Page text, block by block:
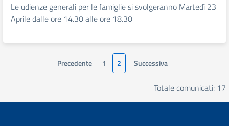
Le udienze generali per le famiglie si svolgeranno Martedì 23
Aprile dalle ore 14.30 alle ore 18.30
Precedente 1 2 Successiva
Totale comunicati: 17